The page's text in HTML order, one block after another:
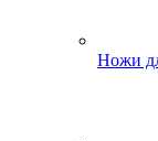
Ножи